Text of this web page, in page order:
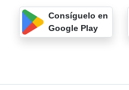
Consíguelo en
Google Play